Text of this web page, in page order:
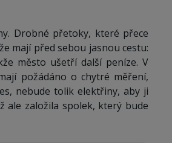
Drobné přetoky, které přece
mají před sebou jasnou cestu:
město ušetří další peníze. V
požádáno o chytré měření,
nebude tolik elektřiny, aby ji
ale založila spolek, který bude